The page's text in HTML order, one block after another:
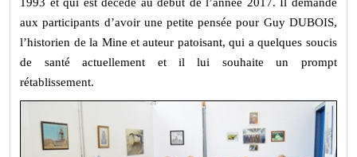
aux participants d’avoir une petite pensée pour Guy DUBOIS,
l’historien de la Mine et auteur patoisant, qui a quelques soucis
de santé actuellement et il lui souhaite un prompt
rétablissement.